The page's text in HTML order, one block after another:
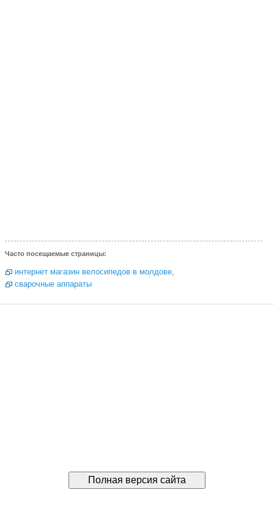
Часто посещаемые страницы:
интернет магазин велосипедов в молдове,
сварочные аппараты